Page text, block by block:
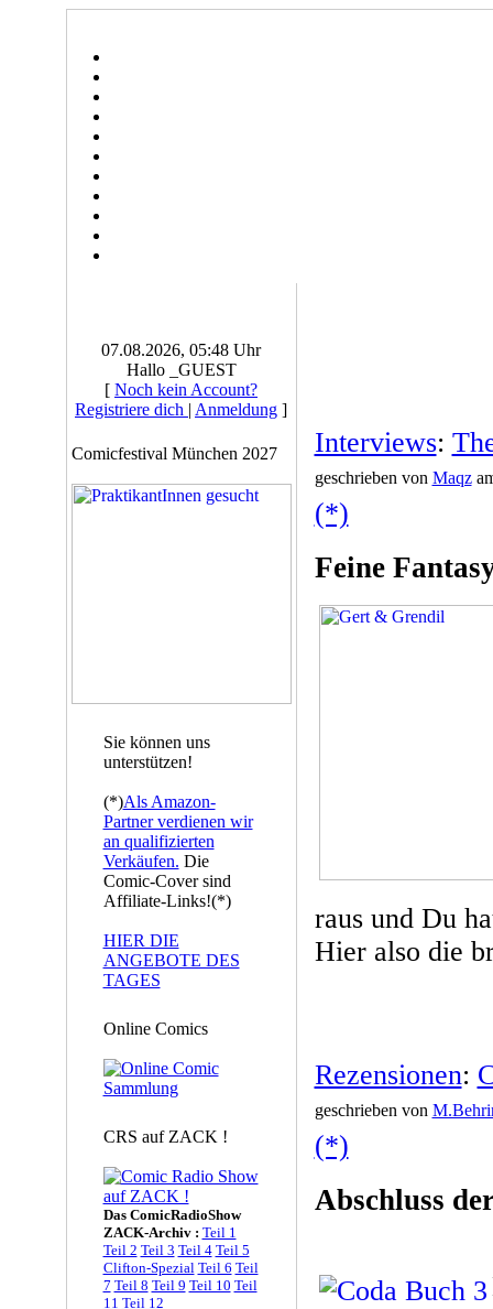
07.08.2026, 05:48 Uhr
Hallo _GUEST
[ Noch kein Account?
Registriere dich | Anmeldung ]
Comicfestival München 2027
Sie können uns
unterstützen!
(*)Als Amazon-
Partner verdienen wir
an qualifizierten
Verkäufen. Die
Comic-Cover sind
Affiliate-Links!(*)
HIER DIE
ANGEBOTE DES
TAGES
Online Comics
CRS auf ZACK !
Das ComicRadioShow
ZACK-Archiv : Teil 1
Teil 2 Teil 3 Teil 4 Teil 5
Clifton-Spezial Teil 6 Teil
7 Teil 8 Teil 9 Teil 10 Teil
11 Teil 12
Interviews:
geschrieben von Maqz
(*)
Feine
raus und Du
Hier also die
Rezensionen:
geschrieben von
(*)
Abschluss